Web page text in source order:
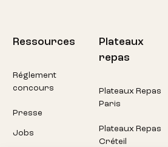
Ressources
Réglement
concours
Presse
Jobs
Plateaux
repas
Plateaux Repas
Paris
Plateaux Repas
Créteil